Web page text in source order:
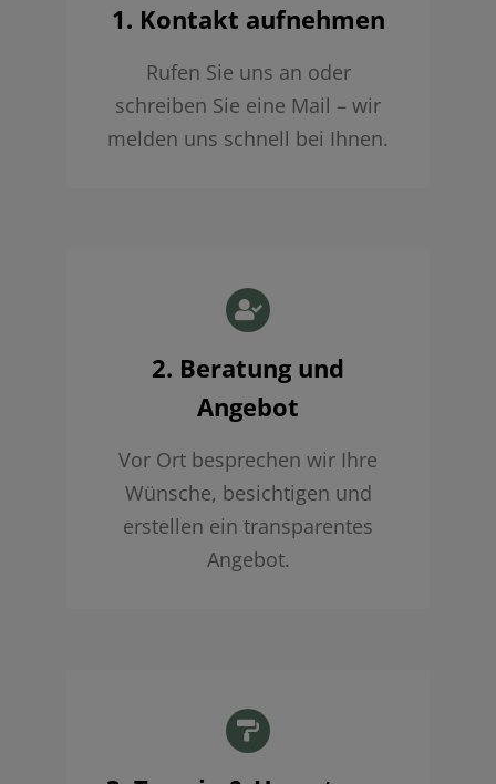
1. Kontakt aufnehmen
Rufen Sie uns an oder
schreiben Sie eine Mail – wir
melden uns schnell bei Ihnen.
2. Beratung und
Angebot
Vor Ort besprechen wir Ihre
Wünsche, besichtigen und
erstellen ein transparentes
Angebot.